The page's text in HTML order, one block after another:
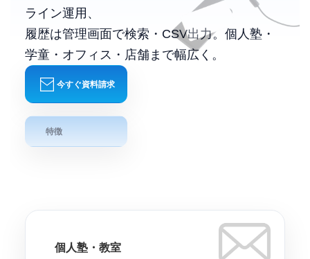
ライン運用、
履歴は管理画面で検索・CSV出力。個人塾・
学童・オフィス・店舗まで幅広く。
今すぐ資料請求
特徴
個人塾・教室